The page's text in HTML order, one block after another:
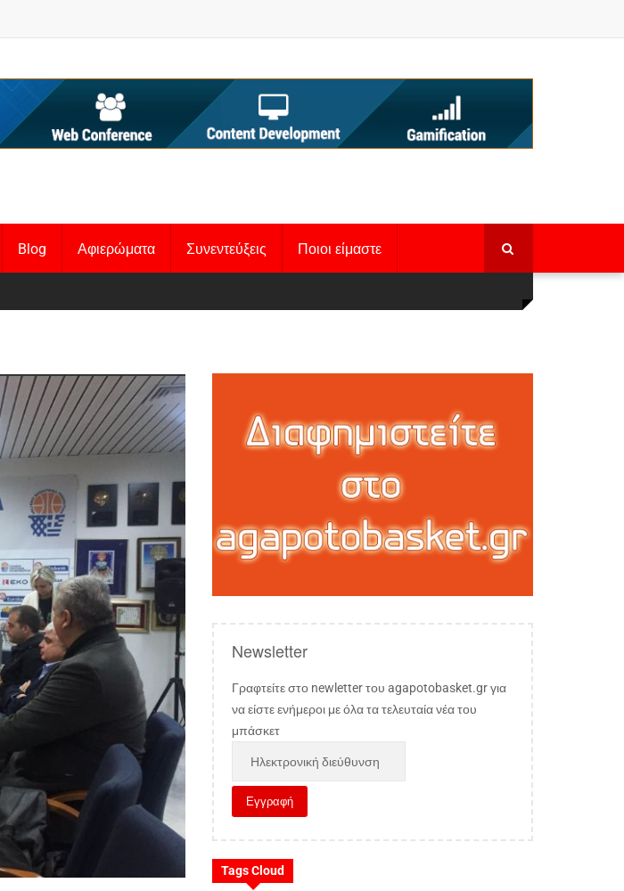
Blog Αφιερώματα Συνεντεύξεις Ποιοι είμαστε
Newsletter
Γραφτείτε στο newletter του agapotobasket.gr για
να είστε ενήμεροι με όλα τα τελευταία νέα του
μπάσκετ
Tags Cloud